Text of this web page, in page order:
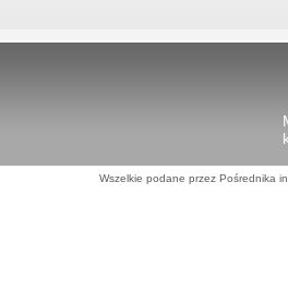
Wszelkie podane przez Pośrednika